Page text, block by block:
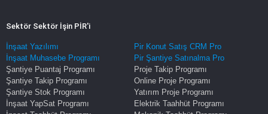
Sektör Sektör İşin PİR'i
İnşaat Yazılımı
İnşaat Muhasebe Programı
Şantiye Puantaj Programı
Şantiye Takip Programı
Şantiye Stok Programı
İnşaat YapSat Programı
Pir Konut Satış CRM Pro
Pir Şantiye Satınalma Pro
Proje Takip Programı
Online Proje Programı
Yatırım Proje Programı
Elektrik Taahhüt Programı